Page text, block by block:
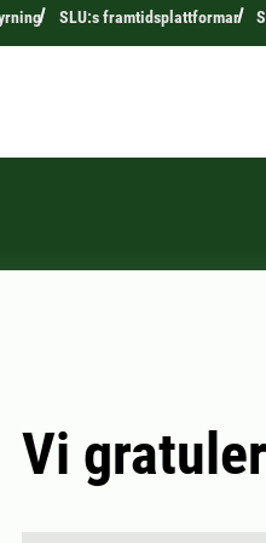
SLU:s framtidsplattformar
Vi